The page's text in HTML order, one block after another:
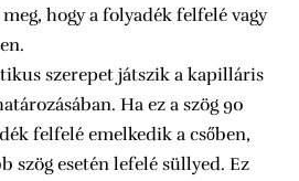
hogy a folyadék felfelé vagy
szerepet játszik a kapilláris
Ha ez a szög 90
felfelé emelkedik a csőben,
szög esetén lefelé süllyed. Ez